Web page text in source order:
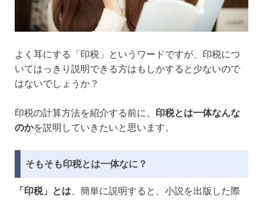
よく耳にする「印税」というワードですが、印税につ
いてはっきり説明できる方はもしかすると少ないので
はないでしょうか？
印税の計算方法を紹介する前に、
印税とは一体なんな
のかを説明していきたいと思います。
そもそも印税とは一体なに？
「印税」とは 、簡単に説明すると、小説を出版した際